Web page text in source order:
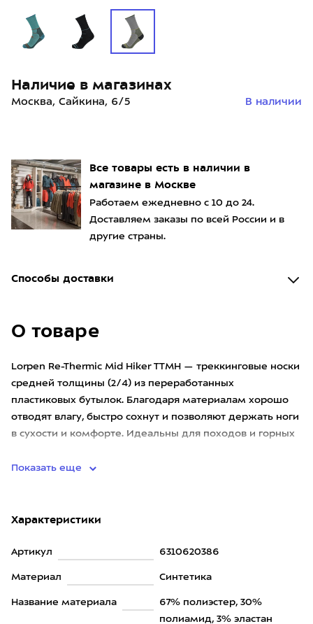
Все товары есть в наличии в
магазине в Москве
Работаем ежедневно с 10 до 24.
Доставляем заказы по всей России и в
другие страны.
Способы доставки
О товаре
Lorpen Re-Thermic Mid Hiker TTMH — треккинговые носки
средней толщины (2/4) из переработанных
пластиковых бутылок. Благодаря материалам хорошо
отводят влагу, быстро сохнут и позволяют держать ноги
в сухости и комфорте. Идеальны для походов и горных
Показать еще
Характеристики
Артикул 6310620386
Материал Синтетика
Название материала
67% полиэстер, 30%
полиамид, 3% эластан
Наличие в магазинах
Москва, Сайкина, 6/5 В наличии